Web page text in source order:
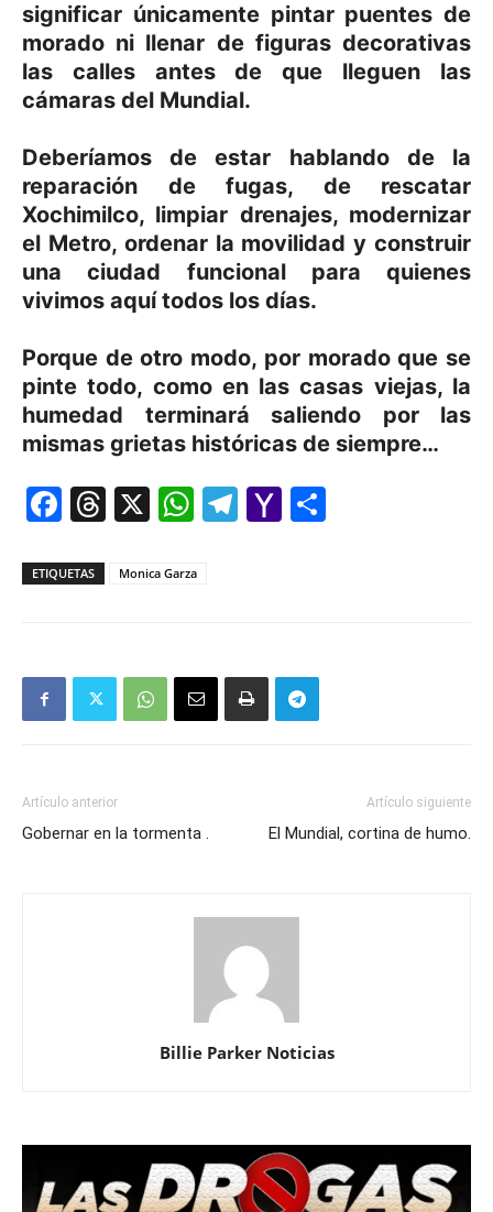
significar únicamente pintar puentes de
morado ni llenar de figuras decorativas
las calles antes de que lleguen las
cámaras del Mundial.
Deberíamos de estar hablando de la
reparación de fugas, de rescatar
Xochimilco, limpiar drenajes, modernizar
el Metro, ordenar la movilidad y construir
una ciudad funcional para quienes
vivimos aquí todos los días.
Porque de otro modo, por morado que se
pinte todo, como en las casas viejas, la
humedad terminará saliendo por las
mismas grietas históricas de siempre…
Facebook
Threads
X WhatsApp
Telegram
Yahoo
ETIQUETAS Monica Garza
Artículo anterior
Gobernar en la tormenta .
Artículo siguiente
El Mundial, cortina de humo.
Billie Parker Noticias